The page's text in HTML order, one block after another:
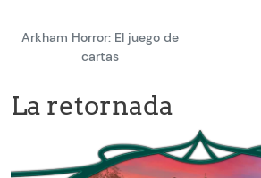
Arkham Horror: El juego de
cartas
La retornada